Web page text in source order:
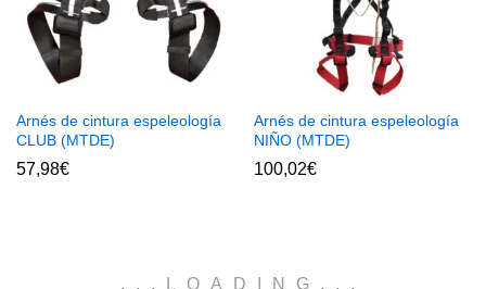
Arnés de cintura espeleología
CLUB (MTDE)
57,98€
Arnés de cintura espeleología
NIÑO (MTDE)
100,02€
. . . LOADING . . .